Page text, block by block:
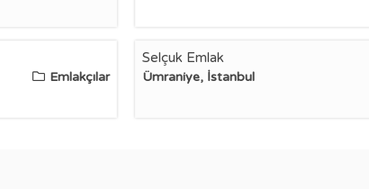
Emlakçılar
Selçuk Emlak
Ümraniye, İstanbul